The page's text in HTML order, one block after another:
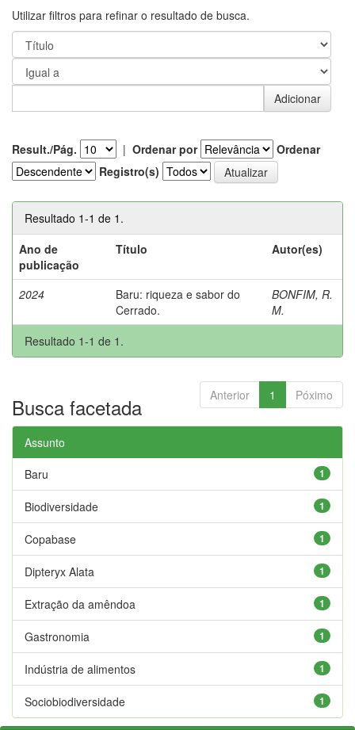
Utilizar filtros para refinar o resultado de busca.
Result./Pág. | Ordenar por
Ordenar
Registro(s)
Resultado 1-1 de 1.
Ano de
publicação
Título Autor(es)
2024
Baru: riqueza e sabor do
Cerrado.
BONFIM, R.
M.
Resultado 1-1 de 1.
Anterior 1 Póximo
Busca facetada
Assunto
1
Baru
1
Biodiversidade
1
Copabase
1
Dipteryx Alata
1
Extração da amêndoa
1
Gastronomia
1
Indústria de alimentos
1
Sociobiodiversidade